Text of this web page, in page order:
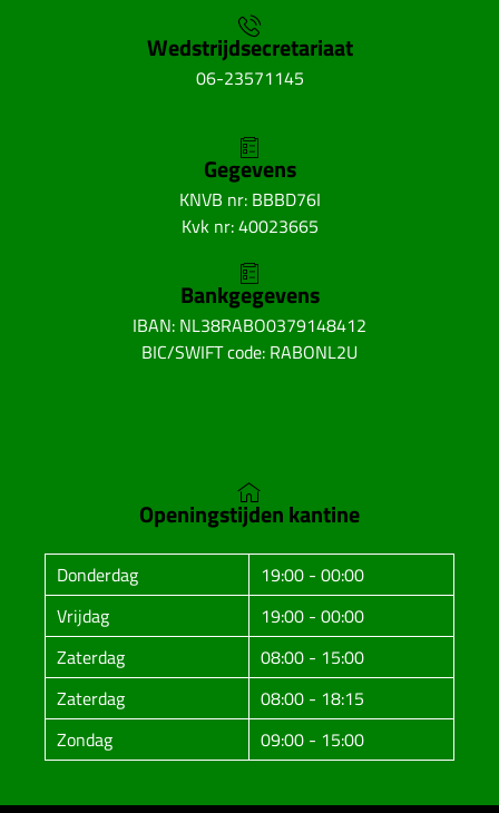
Wedstrijdsecretariaat
06-23571145
Gegevens
KNVB nr: BBBD76I
Kvk nr: 40023665
Bankgegevens
IBAN: NL38RABO0379148412
BIC/SWIFT code: RABONL2U
Openingstijden kantine
Donderdag
19:00 - 00:00
Vrijdag
19:00 - 00:00
Zaterdag
08:00 - 15:00
Zaterdag
08:00 - 18:15
Zondag
09:00 - 15:00